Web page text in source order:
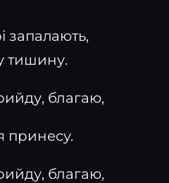
запалають,
тишину.
благаю,
принесу.
благаю,